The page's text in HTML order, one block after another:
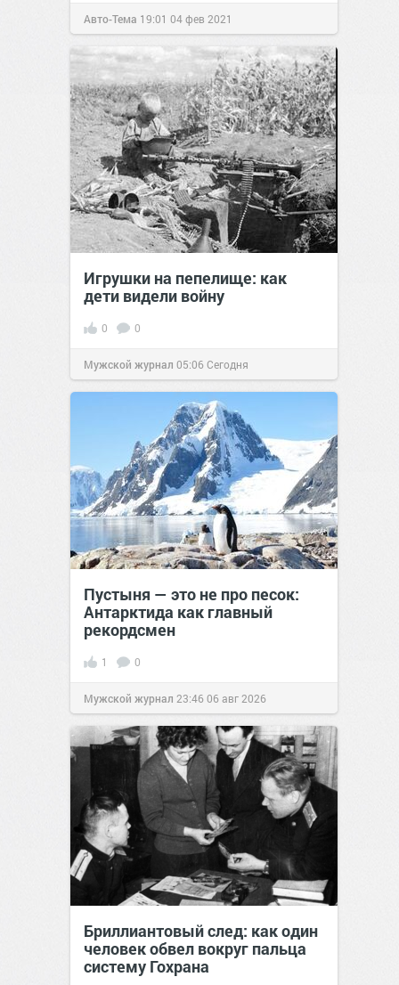
Авто-Тема 19:01 04 фев 2021
Игрушки на пепелище: как
дети видели войну
0 0
Мужской журнал 05:06Сегодня
Пустыня — это не про песок:
Антарктида как главный
рекордсмен
1 0
Мужской журнал 23:4606 авг 2026
Бриллиантовый след: как один
человек обвел вокруг пальца
систему Гохрана